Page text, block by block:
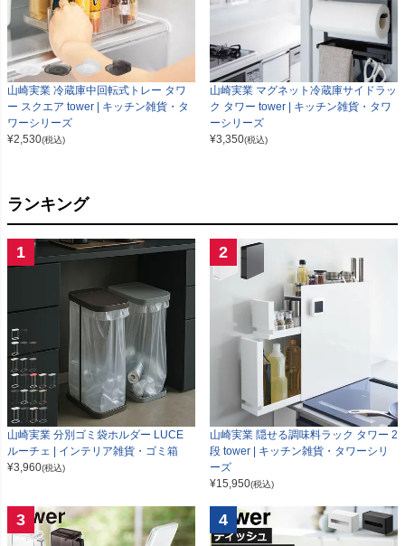
山崎実業 冷蔵庫中回転式トレー タワ
ー スクエア tower | キッチン雑貨・タ
ワーシリーズ
¥2,530(税込)
山崎実業 マグネット冷蔵庫サイドラッ
ク タワー tower | キッチン雑貨・タワ
ーシリーズ
¥3,350(税込)
ランキング
1
山崎実業 分別ゴミ袋ホルダー LUCE
ルーチェ | インテリア雑貨・ゴミ箱
¥3,960(税込)
2
山崎実業 隠せる調味料ラック タワー 2
段 tower | キッチン雑貨・タワーシリ
ーズ
¥15,950(税込)
3 4